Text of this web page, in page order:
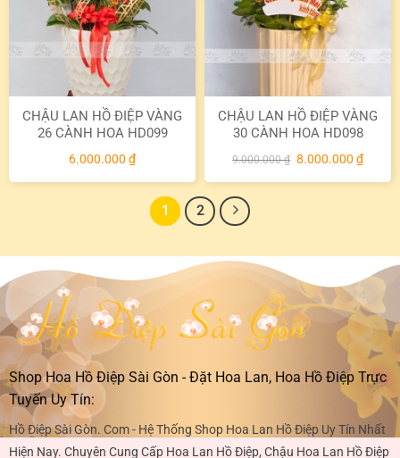
CHẬU LAN HỒ ĐIỆP VÀNG
26 CÀNH HOA HD099
6.000.000 ₫
CHẬU LAN HỒ ĐIỆP VÀNG
30 CÀNH HOA HD098
9.000.000₫ Giá
là:
8.000.000 ₫Giá
hiện
tại
1 2
Shop Hoa Hồ Điệp Sài Gòn - Đặt Hoa Lan, Hoa Hồ Điệp Trực
Tuyến Uy Tín:
Hồ Điệp Sài Gòn. Com - Hệ Thống Shop Hoa Lan Hồ Điệp Uy Tín Nhất
Hiện Nay. Chuyên Cung Cấp Hoa Lan Hồ Điệp, Chậu Hoa Lan Hồ Điệp